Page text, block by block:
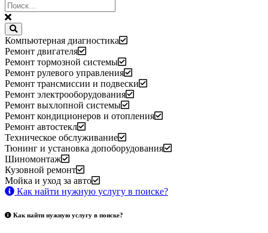
Компьютерная диагностика
Ремонт двигателя
Ремонт тормозной системы
Ремонт рулевого управления
Ремонт трансмиссии и подвески
Ремонт электрооборудования
Ремонт выхлопной системы
Ремонт кондиционеров и отопления
Ремонт автостекл
Техническое обслуживание
Тюнинг и установка допоборудования
Шиномонтаж
Кузовной ремонт
Мойка и уход за авто
Как найти нужную услугу в поиске?
Как найти нужную услугу в поиске?